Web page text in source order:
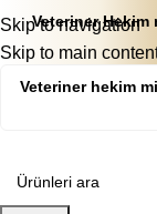
Skip to navigation
Skip to main
Veteriner Hekim
Veteriner hekim